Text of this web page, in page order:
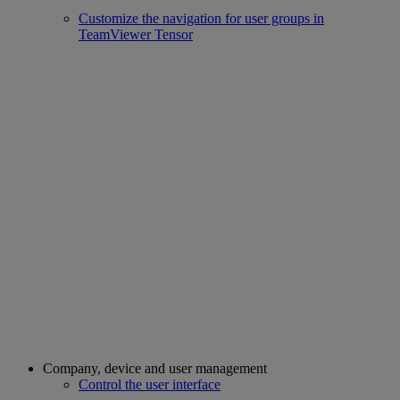
Customize the navigation for user groups in
TeamViewer Tensor
Company, device and user management
Control the user interface